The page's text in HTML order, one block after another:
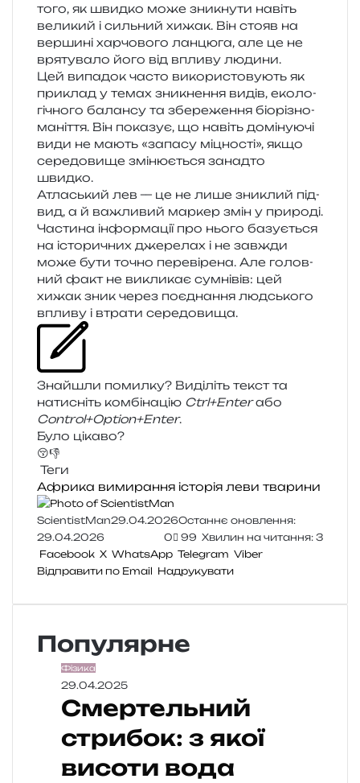
того, як швид­ко може зни­кну­ти навіть
вели­кий і силь­ний хижак. Він стояв на
вер­ши­ні хар­чо­во­го лан­цю­га, але це не
вря­ту­ва­ло його від впли­ву людини.
Цей випа­док часто вико­ри­сто­ву­ють як
при­клад у темах зни­кне­н­ня видів, еко­ло­
гі­чно­го балан­су та збе­ре­же­н­ня біо­рі­зно­
ма­ні­т­тя. Він пока­зує, що навіть домі­ну­ю­чі
види не мають «запа­су міцно­сті», якщо
сере­до­ви­ще змі­ню­є­ться занад­то
швидко.
Атласький лев — це не лише зни­клий під­
вид, а й важли­вий мар­кер змін у при­ро­ді.
Частина інфор­ма­ції про нього базу­є­ться
на істо­ри­чних дже­ре­лах і не зав­жди
може бути точно пере­ві­ре­на. Але голов­
ний факт не викли­кає сум­ні­вів: цей
хижак зник через поєд­на­н­ня люд­сько­го
впли­ву і втра­ти середовища.
Знайшли помил­ку? Виділіть текст та
нати­сніть ком­бі­на­цію Ctrl+Enterабо
Control+Option+Enter.
Було цікаво?
😚👎
Теги
Африка вимирання історія леви тварини
ScientistMan29.04.2026Останнє оновлення:
29.04.2026
0 99 Хвилин на читання: 3
Facebook X WhatsApp Telegram Viber
Відправити по Email Надрукувати
Популярне
Фізика
29.04.2025
Смертельний
стрибок: з якої
висоти вода